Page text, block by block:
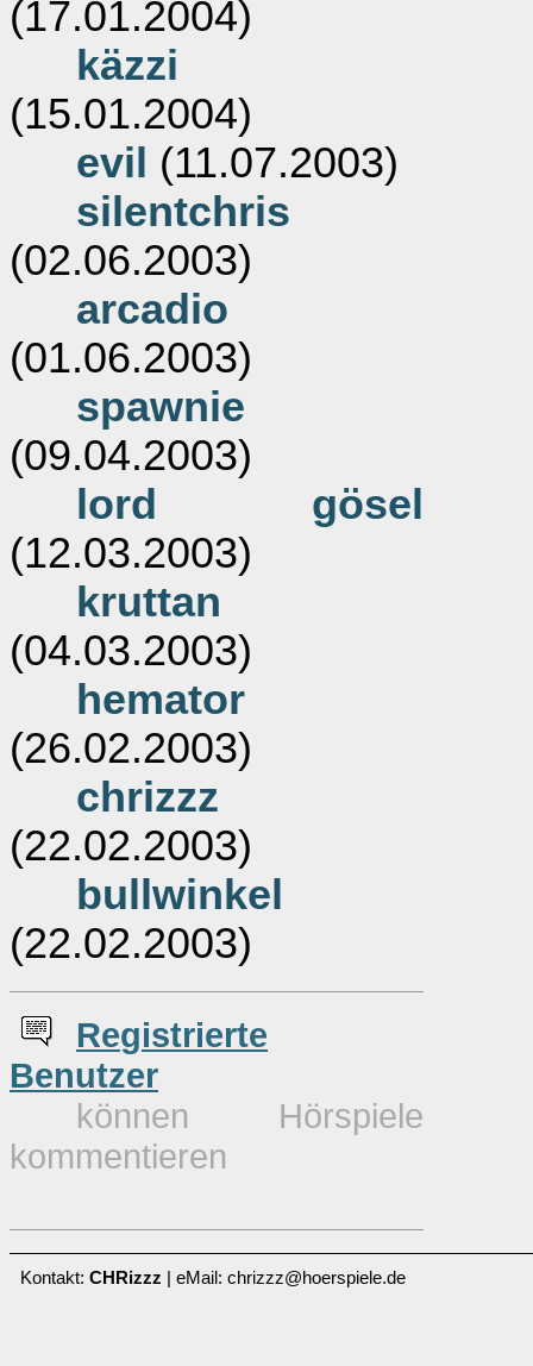
(17.01.2004)
käzzi
(15.01.2004)
evil (11.07.2003)
silentchris
(02.06.2003)
arcadio
(01.06.2003)
spawnie
(09.04.2003)
lord gösel
(12.03.2003)
kruttan
(04.03.2003)
hemator
(26.02.2003)
chrizzz
(22.02.2003)
bullwinkel
(22.02.2003)
Registrierte
Benutzer
können Hörspiele
kommentieren
Kontakt: CHRizzz | eMail: chrizzz@hoerspiele.de